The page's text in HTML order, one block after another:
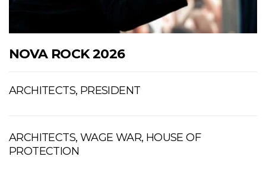
NOVA ROCK 2026
ARCHITECTS, PRESIDENT
ARCHITECTS, WAGE WAR, HOUSE OF
PROTECTION